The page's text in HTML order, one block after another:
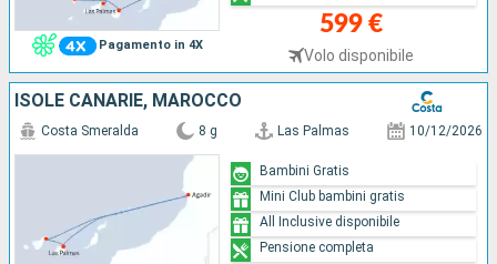
Pagamento in 4X
599 €
Volo disponibile
ISOLE CANARIE, MAROCCO
Costa Smeralda 8 g Las Palmas 10/12/2026
Bambini Gratis
Mini Club bambini gratis
All Inclusive disponibile
Pensione completa